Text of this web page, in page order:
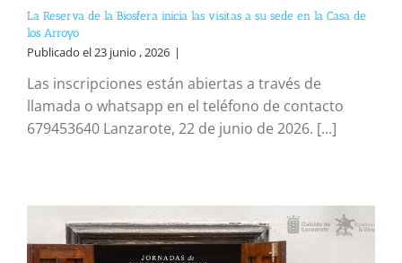
La Reserva de la Biosfera inicia las visitas a su sede en la Casa de
los Arroyo
Publicado el 23 junio , 2026 |
Las inscripciones están abiertas a través de
llamada o whatsapp en el teléfono de contacto
679453640 Lanzarote, 22 de junio de 2026. [...]